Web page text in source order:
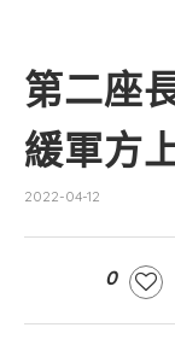
第二座
緩軍方
2022-04-12
0